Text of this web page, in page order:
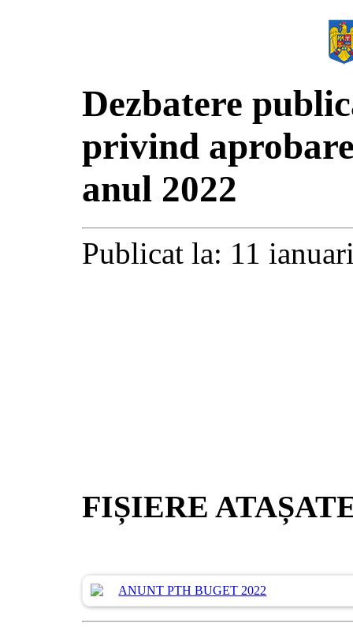
Dezbatere
privind
anul 2022
Publicat la: 11
FIȘIERE
ANUNT PTH BUGET 2022